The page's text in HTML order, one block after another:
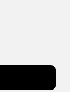
oder